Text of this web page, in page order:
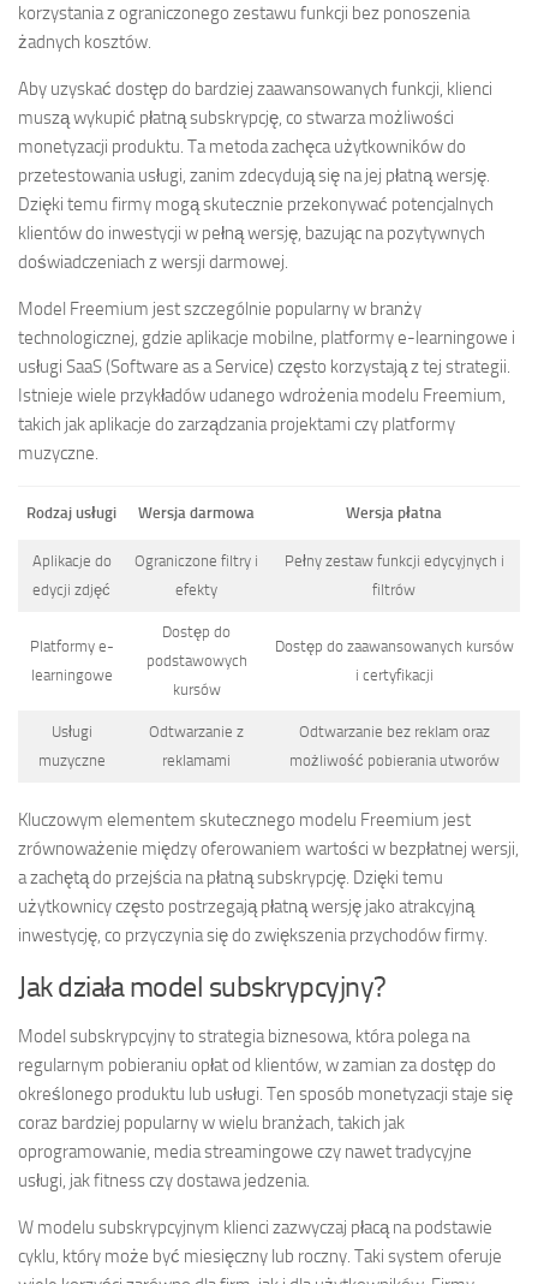
korzystania z ograniczonego zestawu funkcji bez ponoszenia
żadnych kosztów.
Aby uzyskać dostęp do bardziej zaawansowanych funkcji, klienci
muszą wykupić płatną subskrypcję, co stwarza możliwości
monetyzacji produktu. Ta metoda zachęca użytkowników do
przetestowania usługi, zanim zdecydują się na jej płatną wersję.
Dzięki temu firmy mogą skutecznie przekonywać potencjalnych
klientów do inwestycji w pełną wersję, bazując na pozytywnych
doświadczeniach z wersji darmowej.
Model Freemium jest szczególnie popularny w branży
technologicznej, gdzie aplikacje mobilne, platformy e-learningowe i
usługi SaaS (Software as a Service) często korzystają z tej strategii.
Istnieje wiele przykładów udanego wdrożenia modelu Freemium,
takich jak aplikacje do zarządzania projektami czy platformy
muzyczne.
Rodzaj usługi Wersja darmowa Wersja płatna
Aplikacje do
edycji zdjęć
Ograniczone filtry i
efekty
Pełny zestaw funkcji edycyjnych i
filtrów
Platformy e-
learningowe
Dostęp do
podstawowych
kursów
Dostęp do zaawansowanych kursów
i certyfikacji
Usługi
muzyczne
Odtwarzanie z
reklamami
Odtwarzanie bez reklam oraz
możliwość pobierania utworów
Kluczowym elementem skutecznego modelu Freemium jest
zrównoważenie między oferowaniem wartości w bezpłatnej wersji,
a zachętą do przejścia na płatną subskrypcję. Dzięki temu
użytkownicy często postrzegają płatną wersję jako atrakcyjną
inwestycję, co przyczynia się do zwiększenia przychodów firmy.
Jak działa model subskrypcyjny?
Model subskrypcyjny to strategia biznesowa, która polega na
regularnym pobieraniu opłat od klientów, w zamian za dostęp do
określonego produktu lub usługi. Ten sposób monetyzacji staje się
coraz bardziej popularny w wielu branżach, takich jak
oprogramowanie, media streamingowe czy nawet tradycyjne
usługi, jak fitness czy dostawa jedzenia.
W modelu subskrypcyjnym klienci zazwyczaj płacą na podstawie
cyklu, który może być miesięczny lub roczny. Taki system oferuje